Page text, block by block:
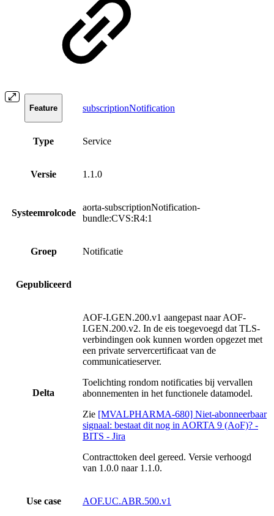
Feature subscriptionNotification
Type Service
Versie 1.1.0
Systeemrolcode
aorta-subscriptionNotification-
bundle:CVS:R4:1
Groep Notificatie
Gepubliceerd
Delta
AOF-I.GEN.200.v1 aangepast naar AOF-
I.GEN.200.v2. In de eis toegevoegd dat TLS-
verbindingen ook kunnen worden opgezet met
een private servercertificaat van de
communicatieserver.
Toelichting rondom notificaties bij vervallen
abonnementen in het functionele datamodel.
Zie [MVALPHARMA-680] Niet-abonneerbaar
signaal: bestaat dit nog in AORTA 9 (AoF)? -
BITS - Jira
Contracttoken deel gereed. Versie verhoogd
van 1.0.0 naar 1.1.0.
Use case AOF.UC.ABR.500.v1